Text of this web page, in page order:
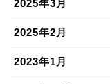
2025年3月
2025年2月
2023年1月